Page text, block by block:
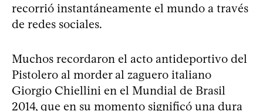
recorrió instantáneamente el mundo a través
de redes sociales.
Muchos recordaron el acto antideportivo del
Pistolero al morder al zaguero italiano
Giorgio Chiellini en el Mundial de Brasil
2014, que en su momento significó una dura